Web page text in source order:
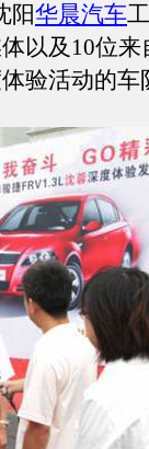
阳华晨汽车
以及10位来
验活动的车